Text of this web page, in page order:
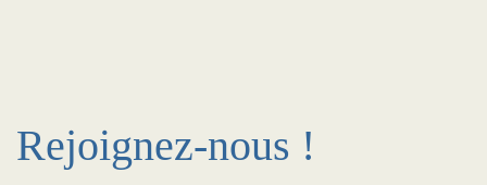
Rejoignez-nous !